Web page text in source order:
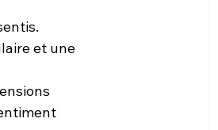
et une